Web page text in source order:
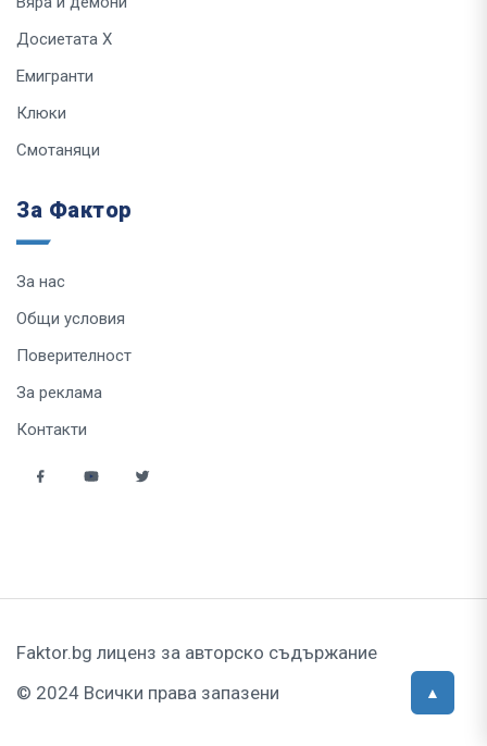
Досиетата Х
Емигранти
Клюки
Смотаняци
За Фактор
За нас
Общи условия
Поверителност
За реклама
Контакти
Faktor.bg лиценз за авторско съдържание
© 2024 Всички права запазени